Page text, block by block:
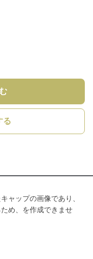
る
ャップの画像であり、
め、を作成できませ